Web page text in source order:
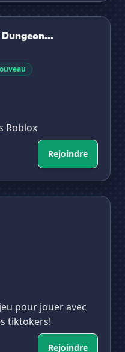
Roblox
Rejoindre
pour jouer avec
tiktokers!
Rejoindre